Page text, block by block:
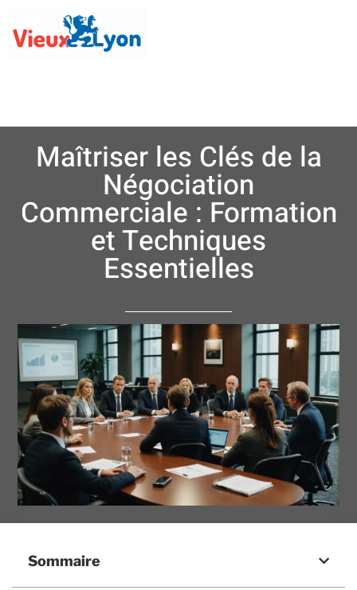
Maîtriser les Clés de la
Négociation
Commerciale : Formation
et Techniques
Essentielles
Sommaire